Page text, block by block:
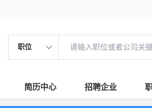
职位
简历中心 招聘企业